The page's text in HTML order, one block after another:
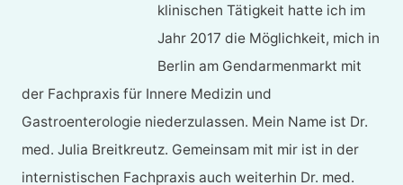
klinischen Tätigkeit hatte ich im
Jahr 2017 die Möglichkeit, mich in
Berlin am Gendarmenmarkt mit
der Fachpraxis für Innere Medizin und
Gastroenterologie niederzulassen. Mein Name ist Dr.
med. Julia Breitkreutz. Gemeinsam mit mir ist in der
internistischen Fachpraxis auch weiterhin Dr. med.